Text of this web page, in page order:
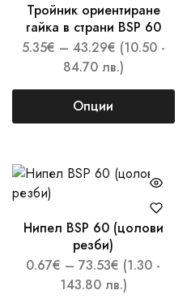
Тройник ориентиране
гайка в страни BSP 60
5.35€ – 43.29€ (10.50 -
84.70 лв.)
Опции
Нипел BSP 60 (цолови
резби)
0.67€ – 73.53€ (1.30 -
143.80 лв.)